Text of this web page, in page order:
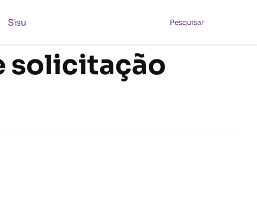
Sisu Pesquisar
solicitação